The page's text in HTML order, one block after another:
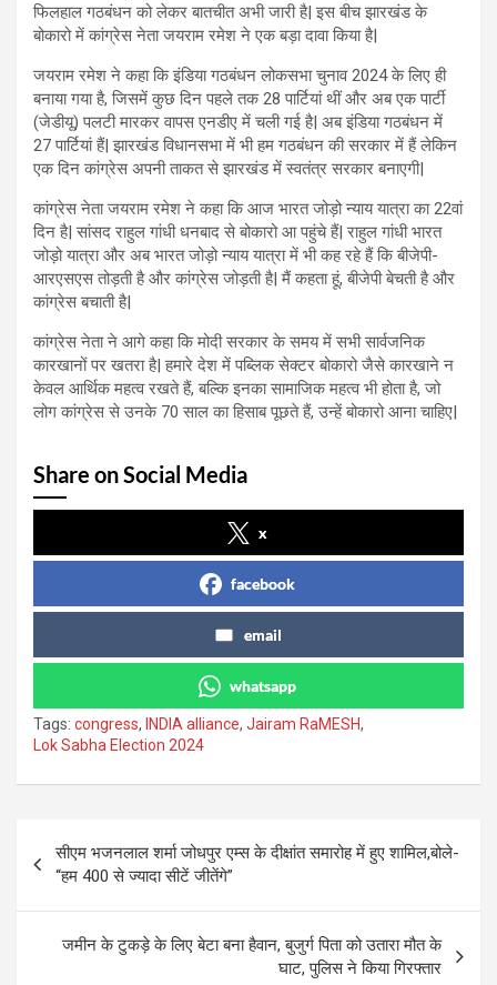
फिलहाल गठबंधन को लेकर बातचीत अभी जारी है| इस बीच झारखंड के
बोकारो में कांग्रेस नेता जयराम रमेश ने एक बड़ा दावा किया है|
जयराम रमेश ने कहा कि इंडिया गठबंधन लोकसभा चुनाव 2024 के लिए ही
बनाया गया है, जिसमें कुछ दिन पहले तक 28 पार्टियां थीं और अब एक पार्टी
(जेडीयू) पलटी मारकर वापस एनडीए में चली गई है| अब इंडिया गठबंधन में
27 पार्टियां हैं| झारखंड विधानसभा में भी हम गठबंधन की सरकार में हैं लेकिन
एक दिन कांग्रेस अपनी ताकत से झारखंड में स्वतंत्र सरकार बनाएगी|
कांग्रेस नेता जयराम रमेश ने कहा कि आज भारत जोड़ो न्याय यात्रा का 22वां
दिन है| सांसद राहुल गांधी धनबाद से बोकारो आ पहुंचे हैं| राहुल गांधी भारत
जोड़ो यात्रा और अब भारत जोड़ो न्याय यात्रा में भी कह रहे हैं कि बीजेपी-
आरएसएस तोड़ती है और कांग्रेस जोड़ती है| मैं कहता हूं, बीजेपी बेचती है और
कांग्रेस बचाती है|
कांग्रेस नेता ने आगे कहा कि मोदी सरकार के समय में सभी सार्वजनिक
कारखानों पर खतरा है| हमारे देश में पब्लिक सेक्टर बोकारो जैसे कारखाने न
केवल आर्थिक महत्व रखते हैं, बल्कि इनका सामाजिक महत्व भी होता है, जो
लोग कांग्रेस से उनके 70 साल का हिसाब पूछते हैं, उन्हें बोकारो आना चाहिए|
Share on Social Media
x
facebook
email
whatsapp
Tags: congress, INDIA alliance, Jairam RaMESH,
Lok Sabha Election 2024
navigation
सीएम भजनलाल शर्मा जोधपुर एम्स के दीक्षांत समारोह में हुए शामिल,बोले-
“हम 400 से ज्यादा सीटें जीतेंगे”
जमीन के टुकड़े के ल‍िए बेटा बना हैवान, बुजुर्ग प‍िता को उतारा मौत के
घाट, पुलिस ने किया गिरफ्तार